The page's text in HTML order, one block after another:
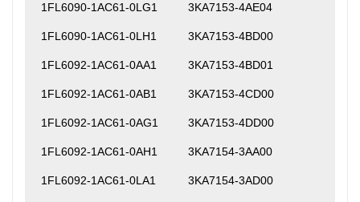
1FL6090-1AC61-0LG1 3KA7153-4AE04
1FL6090-1AC61-0LH1 3KA7153-4BD00
1FL6092-1AC61-0AA1 3KA7153-4BD01
1FL6092-1AC61-0AB1 3KA7153-4CD00
1FL6092-1AC61-0AG1 3KA7153-4DD00
1FL6092-1AC61-0AH1 3KA7154-3AA00
1FL6092-1AC61-0LA1 3KA7154-3AD00